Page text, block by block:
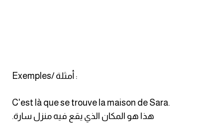
Exemples/ أمثلة :
C'est là que se trouve la maison de Sara.
.هذا هو المكان الذي يقع فيه منزل سارة